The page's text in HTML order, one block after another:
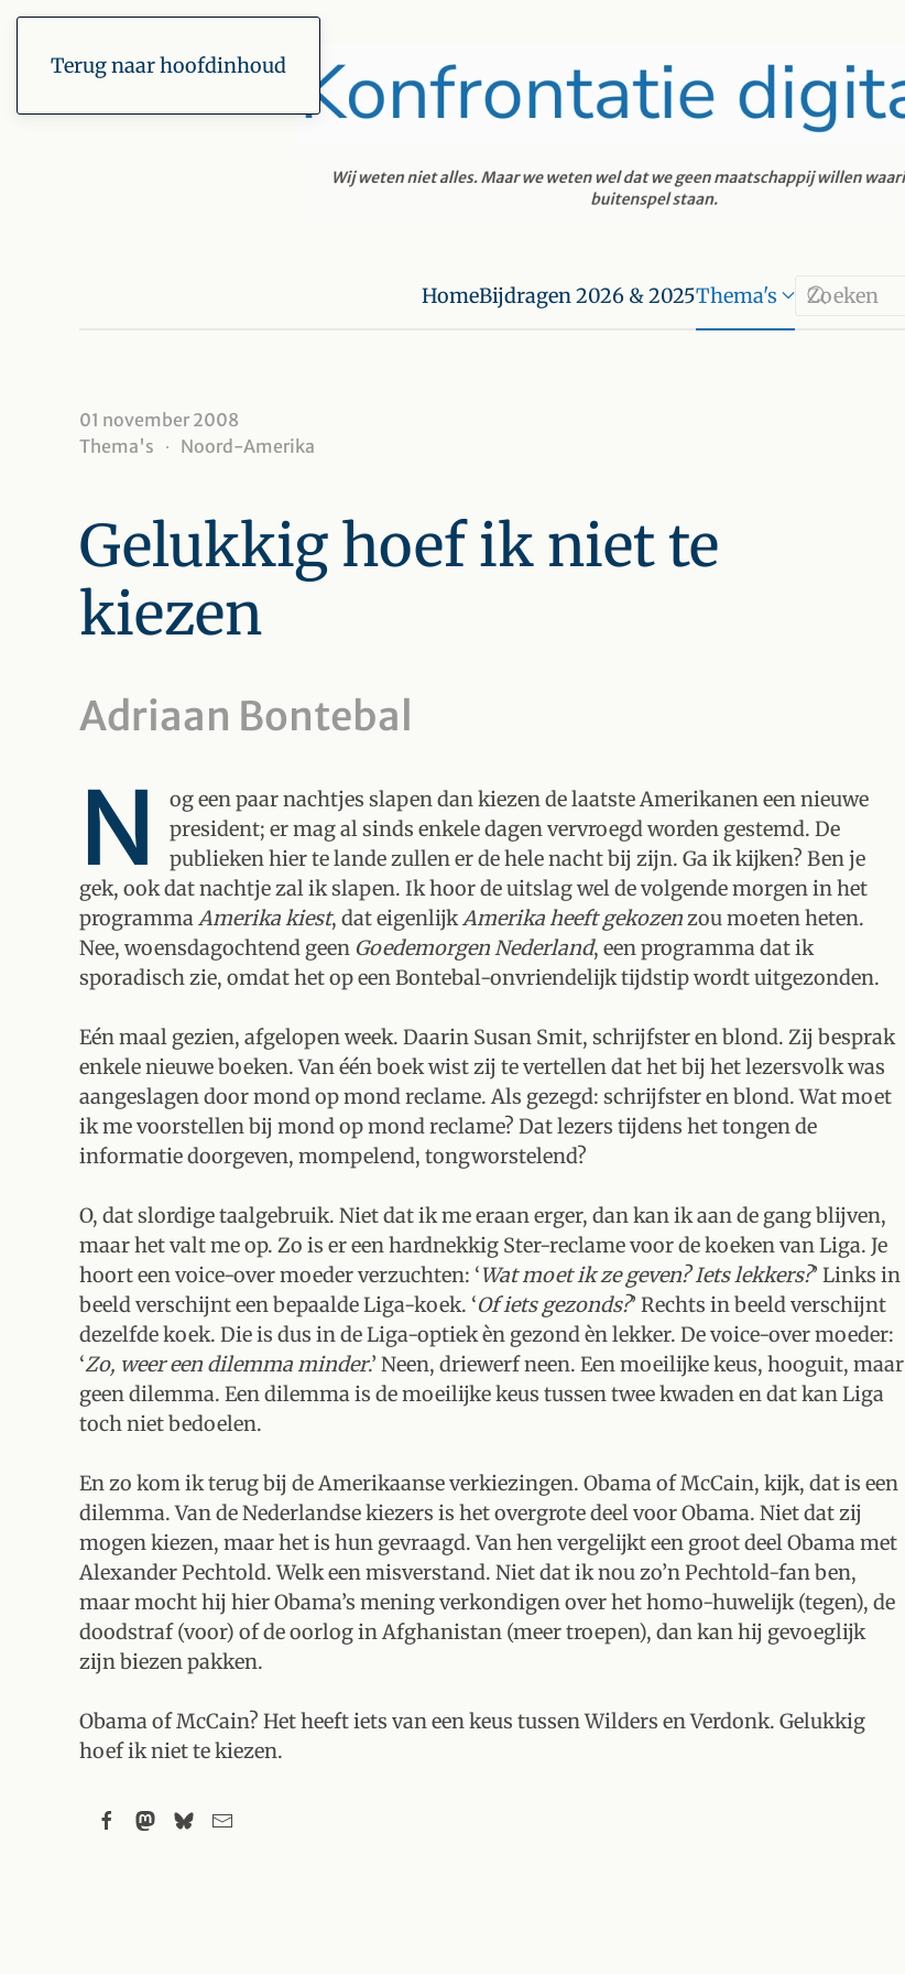
Terug naar hoofdinhoud
HomeBijdragen 2026 & 2025Thema's
01 november 2008
Thema's
Noord-Amerika
Gelukkig hoef ik niet te
kiezen
Adriaan Bontebal
N
og een paar nachtjes slapen dan kiezen de laatste Amerikanen een nieuwe
president; er mag al sinds enkele dagen vervroegd worden gestemd. De
publieken hier te lande zullen er de hele nacht bij zijn. Ga ik kijken? Ben je
gek, ook dat nachtje zal ik slapen. Ik hoor de uitslag wel de volgende morgen in het
programmaAmerika kiest, dat eigenlijkAmerika heeft gekozenzou moeten heten.
Nee, woensdagochtend geen Goedemorgen Nederland, een programma dat ik
sporadisch zie, omdat het op een Bontebal-onvriendelijk tijdstip wordt uitgezonden.
Eén maal gezien, afgelopen week. Daarin Susan Smit, schrijfster en blond. Zij besprak
enkele nieuwe boeken. Van één boek wist zij te vertellen dat het bij het lezersvolk was
aangeslagen door mond op mond reclame. Als gezegd: schrijfster en blond. Wat moet
ik me voorstellen bij mond op mond reclame? Dat lezers tijdens het tongen de
informatie doorgeven, mompelend, tongworstelend?
O, dat slordige taalgebruik. Niet dat ik me eraan erger, dan kan ik aan de gang blijven,
maar het valt me op. Zo is er een hardnekkig Ster-reclame voor de koeken van Liga. Je
hoort een voice-over moeder verzuchten: ‘Wat moet ik ze geven? Iets lekkers?’ Links in
beeld verschijnt een bepaalde Liga-koek. ‘Of iets gezonds?’ Rechts in beeld verschijnt
dezelfde koek. Die is dus in de Liga-optiek èn gezond èn lekker. De voice-over moeder:
‘Zo, weer een dilemma minder.’ Neen, driewerf neen. Een moeilijke keus, hooguit, maar
geen dilemma. Een dilemma is de moeilijke keus tussen twee kwaden en dat kan Liga
toch niet bedoelen.
En zo kom ik terug bij de Amerikaanse verkiezingen. Obama of McCain, kijk, dat is een
dilemma. Van de Nederlandse kiezers is het overgrote deel voor Obama. Niet dat zij
mogen kiezen, maar het is hun gevraagd. Van hen vergelijkt een groot deel Obama met
Alexander Pechtold. Welk een misverstand. Niet dat ik nou zo’n Pechtold-fan ben,
maar mocht hij hier Obama’s mening verkondigen over het homo-huwelijk (tegen), de
doodstraf (voor) of de oorlog in Afghanistan (meer troepen), dan kan hij gevoeglijk
zijn biezen pakken.
Obama of McCain? Het heeft iets van een keus tussen Wilders en Verdonk. Gelukkig
hoef ik niet te kiezen.